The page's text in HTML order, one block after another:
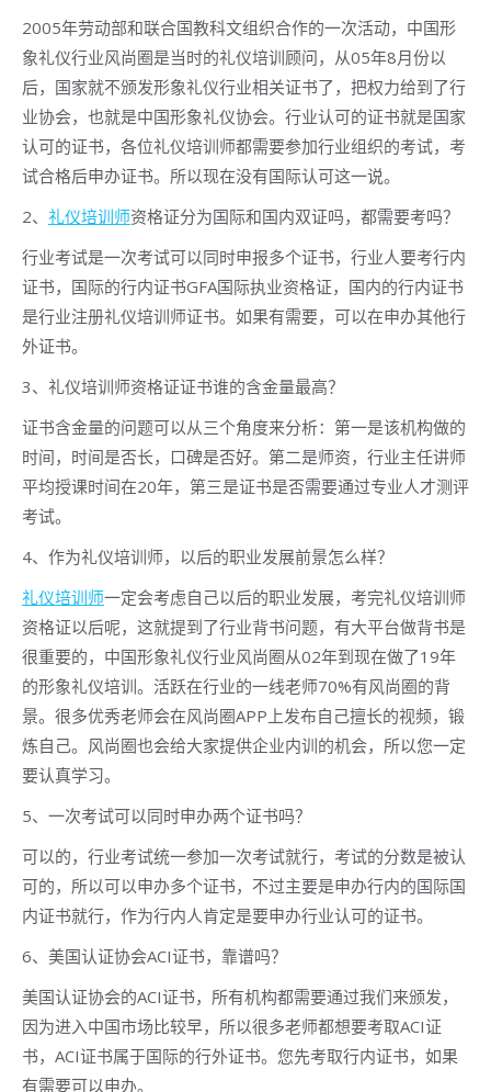
2005年劳动部和联合国教科文组织合作的一次活动，中国形
象礼仪行业风尚圈是当时的礼仪培训顾问，从05年8月份以
后，国家就不颁发形象礼仪行业相关证书了，把权力给到了行
业协会，也就是中国形象礼仪协会。行业认可的证书就是国家
认可的证书，各位礼仪培训师都需要参加行业组织的考试，考
试合格后申办证书。所以现在没有国际认可这一说。
2、 礼仪培训师资格证分为国际和国内双证吗，都需要考吗？
行业考试是一次考试可以同时申报多个证书，行业人要考行内
证书，国际的行内证书GFA国际执业资格证，国内的行内证书
是行业注册礼仪培训师证书。如果有需要，可以在申办其他行
外证书。
3、礼仪培训师资格证证书谁的含金量最高？
证书含金量的问题可以从三个角度来分析：第一是该机构做的
时间，时间是否长，口碑是否好。第二是师资，行业主任讲师
平均授课时间在20年，第三是证书是否需要通过专业人才测评
考试。
4、作为礼仪培训师，以后的职业发展前景怎么样？
礼仪培训师一定会考虑自己以后的职业发展，考完礼仪培训师
资格证以后呢，这就提到了行业背书问题，有大平台做背书是
很重要的，中国形象礼仪行业风尚圈从02年到现在做了19年
的形象礼仪培训。活跃在行业的一线老师70%有风尚圈的背
景。很多优秀老师会在风尚圈APP上发布自己擅长的视频，锻
炼自己。风尚圈也会给大家提供企业内训的机会，所以您一定
要认真学习。
5、一次考试可以同时申办两个证书吗？
可以的，行业考试统一参加一次考试就行，考试的分数是被认
可的，所以可以申办多个证书，不过主要是申办行内的国际国
内证书就行，作为行内人肯定是要申办行业认可的证书。
6、美国认证协会ACI证书，靠谱吗？
美国认证协会的ACI证书，所有机构都需要通过我们来颁发，
因为进入中国市场比较早，所以很多老师都想要考取ACI证
书，ACI证书属于国际的行外证书。您先考取行内证书，如果
有需要可以申办。